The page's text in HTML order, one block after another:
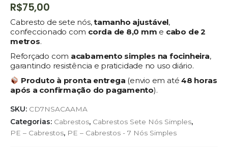
R$75,00
Cabresto de sete nós,tamanho ajustável,
confeccionado com corda de 8,0 mm e cabo de 2
metros.
Reforçado com acabamento simples na focinheira,
garantindo resistência e praticidade no uso diário.
Produto à pronta entrega (envio em até48 horas
após a confirmação do pagamento).
SKU: CD7NSACAAMA
Categorias: Cabrestos, Cabrestos Sete Nós Simples,
PE – Cabrestos, PE – Cabrestos - 7 Nós Simples